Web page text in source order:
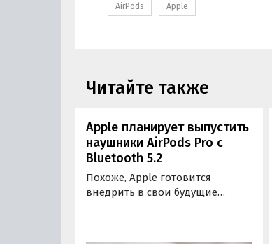
AirPods Apple
Читайте также
Apple планирует выпустить
наушники AirPods Pro с
Bluetooth 5.2
Похоже, Apple готовится
внедрить в свои будущие